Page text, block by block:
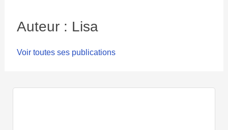
Auteur : Lisa
Voir toutes ses publications